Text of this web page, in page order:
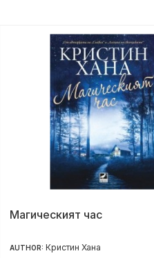
Магическият час
AUTHOR: Кристин Хана